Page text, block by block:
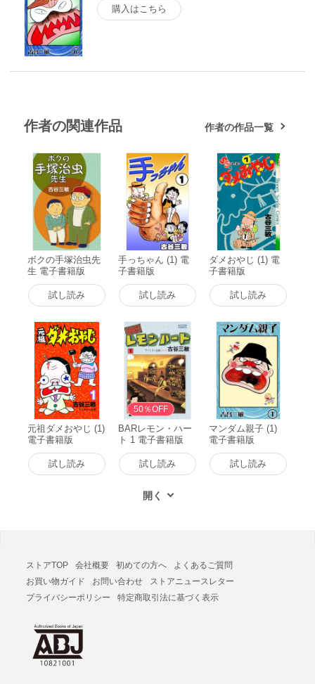
購入はこちら
作者の関連作品 作者の作品一覧
ボクの手塚治虫先
生 電子書籍版
試し読み
手っちゃん (1) 電
子書籍版
試し読み
ダメおやじ (1) 電
子書籍版
試し読み
元祖ダメおやじ (1)
電子書籍版
試し読み
50％OFF
BARレモン・ハー
ト 1 電子書籍版
試し読み
マンダム親子 (1)
電子書籍版
試し読み
ストアTOP 会社概要 初めての方へ
よくあるご質問
お買い物ガイド
お問い合わせ
ストアニュースレター
プライバシーポリシー
特定商取引法に基づく表示